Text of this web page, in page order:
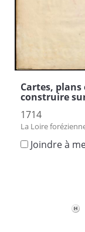
Cartes,
construire
1714
La Loire
Joindre à